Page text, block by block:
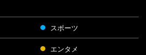
スポーツ
エンタメ